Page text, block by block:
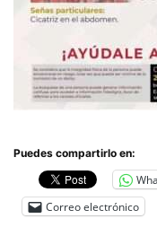
Puedes compartirlo en:
Correo electrónico